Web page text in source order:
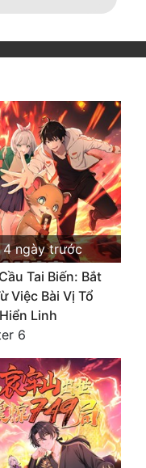
4 ngày trước
Tai Biến: Bắt
Việc Bài Vị Tổ
Linh
6